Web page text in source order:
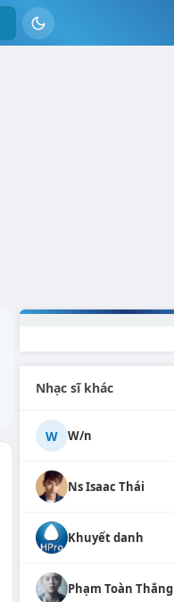
Nhạc sĩ khác
W W/n
Ns Isaac Thái
Khuyết danh
Phạm Toàn Thắng